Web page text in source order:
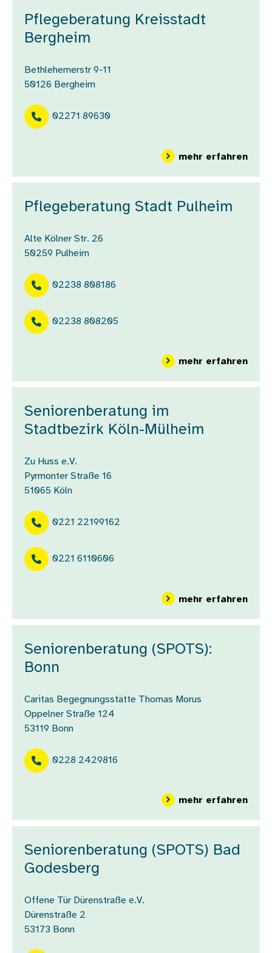
Pflegeberatung Kreisstadt
Bergheim
Bethlehemerstr 9-11
50126 Bergheim
02271 89630
mehr erfahrenüber
Pflegeberatung Stadt Pulheim
Alte Kölner Str. 26
50259 Pulheim
02238 808186
02238 808205
mehr erfahrenüber
Seniorenberatung im
Stadtbezirk Köln-Mülheim
Zu Huss e.V.
Pyrmonter Straße 16
51065 Köln
0221 22199162
0221 6110606
mehr erfahrenüber
Seniorenberatung (SPOTS):
Bonn
Caritas Begegnungsstätte Thomas Morus
Oppelner Straße 124
53119 Bonn
0228 2429816
mehr erfahrenüber
Seniorenberatung (SPOTS) Bad
Godesberg
Offene Tür Dürenstraße e.V.
Dürenstraße 2
53173 Bonn